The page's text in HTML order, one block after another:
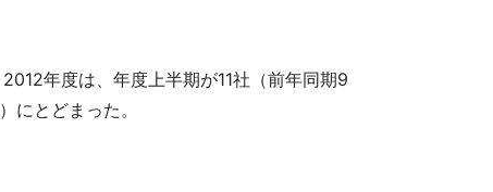
年度は、年度上半期が11社（前年同期9
とどまった。